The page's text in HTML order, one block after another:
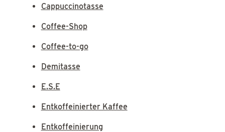
Cappuccinotasse
Coffee-Shop
Coffee-to-go
Demitasse
E.S.E
Entkoffeinierter Kaffee
Entkoffeinierung